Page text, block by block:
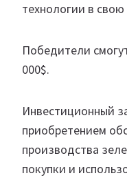
технологии в
Победители
000$.
Инвестиционный
приобретением
производства
покупки и